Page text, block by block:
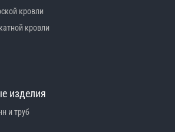
кровли
кровли
изделия
и труб